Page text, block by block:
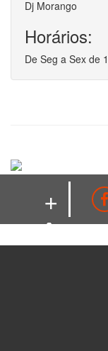
Dj Morango
Horários:
De Seg a Sex de
+
ALÔ!